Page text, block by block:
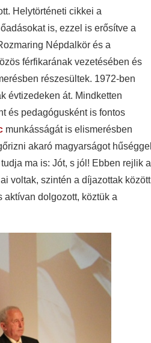
Helytörténeti cikkei a
is, ezzel is erősítve a
Népdalkör és a
férfikarának vezetésében és
részesültek. 1972-ben
évtizedeken át. Mindketten
és pedagógusként is fontos
munkásságát is elismerésben
akaró magyarságot
ma is: Jót, s jól! Ebben rejlik a
voltak, szintén a díjazottak között
aktívan dolgozott, köztük a